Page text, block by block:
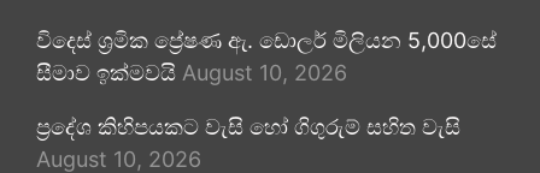
විදෙස් ශ්‍රමික ප්‍රේෂණ ඇ. ඩොලර් මිලියන 5,000සේ
සීමාව ඉක්මවයි August 10, 2026
ප්‍රදේශ කිහිපයකට වැසි හෝ ගිගුරුම් සහිත වැසි
August 10, 2026